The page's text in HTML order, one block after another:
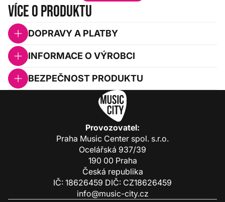
Více o produktu
DOPRAVY A PLATBY
INFORMACE O VÝROBCI
BEZPEČNOST PRODUKTU
Provozovatel:
Praha Music Center spol. s.r.o.
Ocelářská 937/39
190 00 Praha
Česká republika
IČ: 18626459 DIČ: CZ18626459
info@music-city.cz